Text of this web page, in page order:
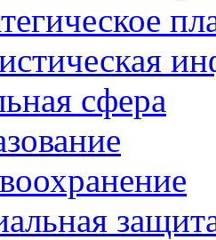
сфера